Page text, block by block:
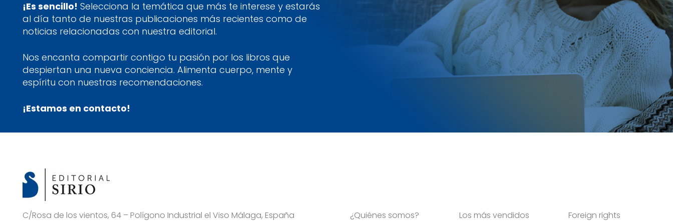
¡Es sencillo! Selecciona la temática que más te interese y estarás
al día tanto de nuestras publicaciones más recientes como de
noticias relacionadas con nuestra editorial.
Nos encanta compartir contigo tu pasión por los libros que
despiertan una nueva conciencia. Alimenta cuerpo, mente y
espíritu con nuestras recomendaciones.
¡Estamos en contacto!
C/Rosa de los vientos, 64 – Polígono Industrial el Viso Málaga, España ¿Quiénes somos? Los más vendidos Foreign rights